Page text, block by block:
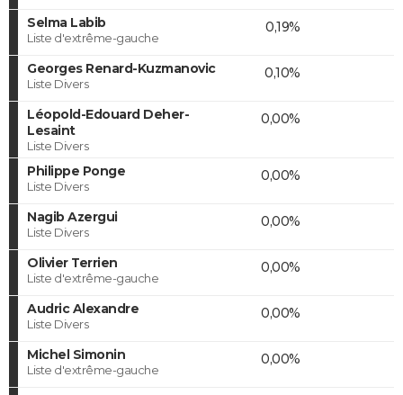
Selma Labib
Liste d'extrême-gauche
0,19%
Georges Renard-Kuzmanovic
Liste Divers
0,10%
Léopold-Edouard Deher-
Lesaint
Liste Divers
0,00%
Philippe Ponge
Liste Divers
0,00%
Nagib Azergui
Liste Divers
0,00%
Olivier Terrien
Liste d'extrême-gauche
0,00%
Audric Alexandre
Liste Divers
0,00%
Michel Simonin
Liste d'extrême-gauche
0,00%